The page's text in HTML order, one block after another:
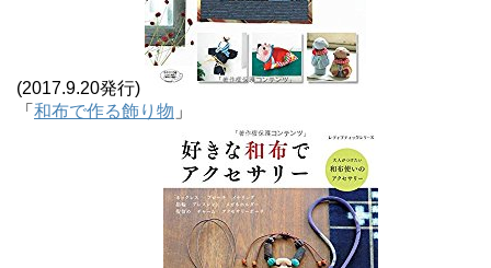
(2017.9.20発行)
「 和布で作る飾り物 」